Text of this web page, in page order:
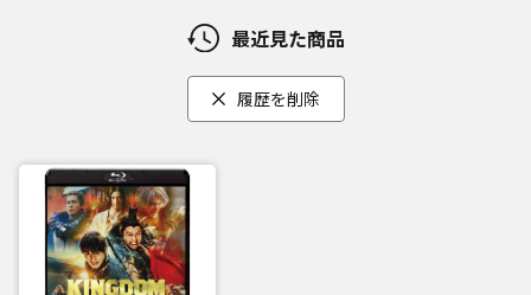
最近見た商品
履歴を削除